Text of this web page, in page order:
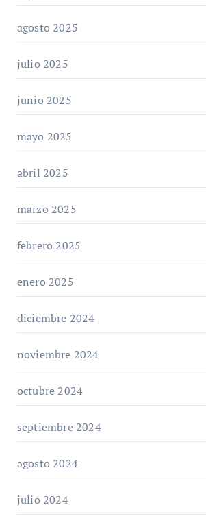
agosto 2025
julio 2025
junio 2025
mayo 2025
abril 2025
marzo 2025
febrero 2025
enero 2025
diciembre 2024
noviembre 2024
octubre 2024
septiembre 2024
agosto 2024
julio 2024